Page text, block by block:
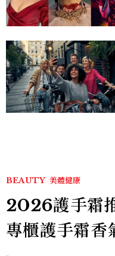
BEAUTY 美體健康
2026護手霜
專櫃護手霜香